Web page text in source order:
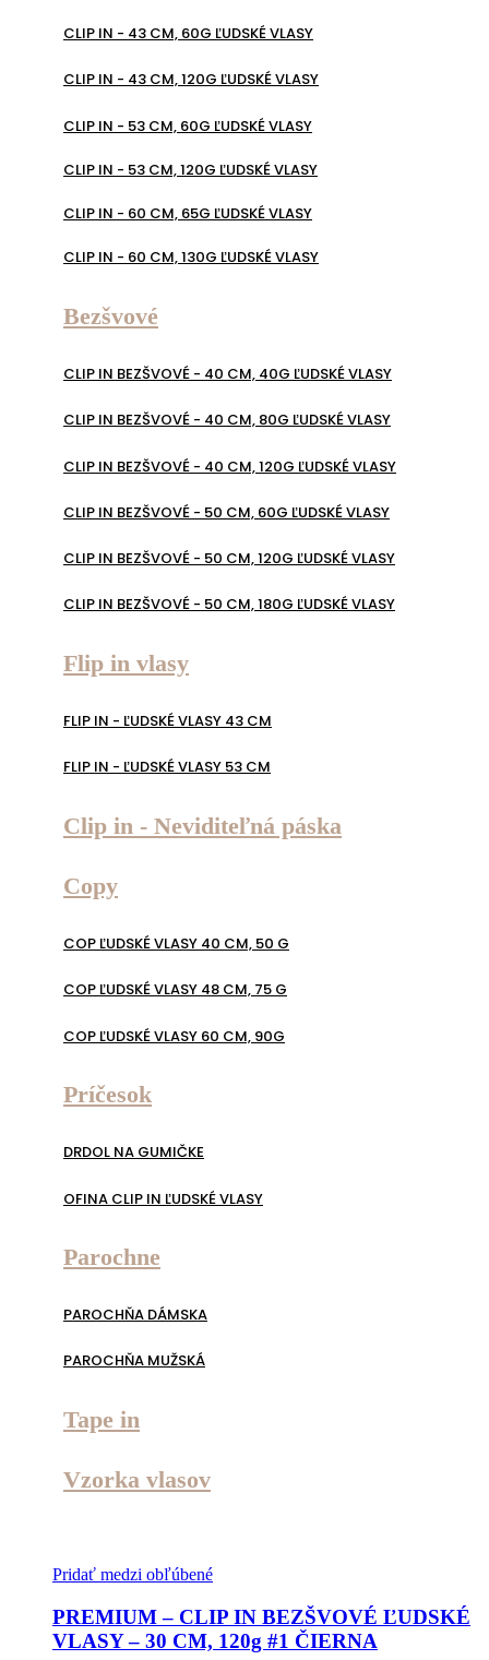
CLIP IN - 43 CM, 60G ĽUDSKÉ VLASY
CLIP IN - 43 CM, 120G ĽUDSKÉ VLASY
CLIP IN - 53 CM, 60G ĽUDSKÉ VLASY
CLIP IN - 53 CM, 120G ĽUDSKÉ VLASY
CLIP IN - 60 CM, 65G ĽUDSKÉ VLASY
CLIP IN - 60 CM, 130G ĽUDSKÉ VLASY
Bezšvové
CLIP IN BEZŠVOVÉ - 40 CM, 40G ĽUDSKÉ VLASY
CLIP IN BEZŠVOVÉ - 40 CM, 80G ĽUDSKÉ VLASY
CLIP IN BEZŠVOVÉ - 40 CM, 120G ĽUDSKÉ VLASY
CLIP IN BEZŠVOVÉ - 50 CM, 60G ĽUDSKÉ VLASY
CLIP IN BEZŠVOVÉ - 50 CM, 120G ĽUDSKÉ VLASY
CLIP IN BEZŠVOVÉ - 50 CM, 180G ĽUDSKÉ VLASY
Flip in vlasy
FLIP IN - ĽUDSKÉ VLASY 43 CM
FLIP IN - ĽUDSKÉ VLASY 53 CM
Clip in - Neviditeľná páska
Copy
COP ĽUDSKÉ VLASY 40 CM, 50 G
COP ĽUDSKÉ VLASY 48 CM, 75 G
COP ĽUDSKÉ VLASY 60 CM, 90G
Príčesok
DRDOL NA GUMIČKE
OFINA CLIP IN ĽUDSKÉ VLASY
Parochne
PAROCHŇA DÁMSKA
PAROCHŇA MUŽSKÁ
Tape in
Vzorka vlasov
Pridať medzi obľúbené
PREMIUM – CLIP IN BEZŠVOVÉ ĽUDSKÉ
VLASY – 30 CM, 120g #1 ČIERNA